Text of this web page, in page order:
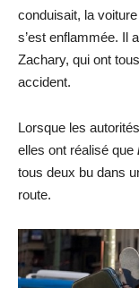
conduisait, la
s’est enflammée. Il
Zachary, qui ont
accident.
Lorsque les
elles ont réalisé que
tous deux bu dans
route.